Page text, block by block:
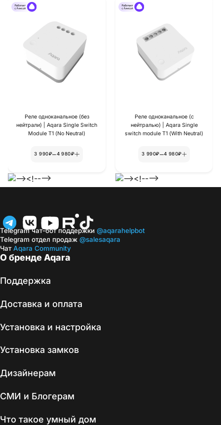
Реле одноканальное (без
нейтрали) | Aqara Single Switch
Module T1 (No Neutral)
3 990₽–4 980₽
-->
Реле одноканальное (с
нейтралью) | Aqara Single
switch module T1 (With Neutral)
3 990₽–4 980₽
-->
О бренде Aqara
Поддержка
Доставка и оплата
Установка и настройка
Установка замков
Дизайнерам
СМИ и Блогерам
Что такое умный дом
Telegram чат-бот поддержки @aqarahelpbot
Telegram отдел продаж @salesaqara
ЧатAqara Community